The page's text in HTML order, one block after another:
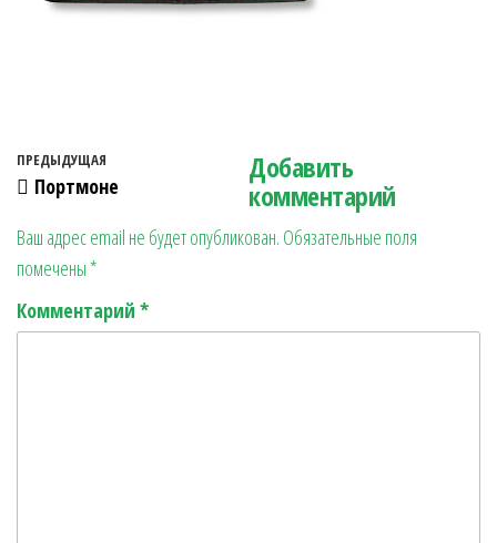
Навигация по записям
Предыдущая запись
ПРЕДЫДУЩАЯ
Портмоне
Добавить
комментарий
Ваш адрес email не будет опубликован. Обязательные поля
помечены *
Комментарий *